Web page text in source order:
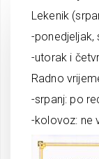
Lekenik
-ponedjeljak,
-utorak i
Radno
-srpanj: po
-kolovoz: ne